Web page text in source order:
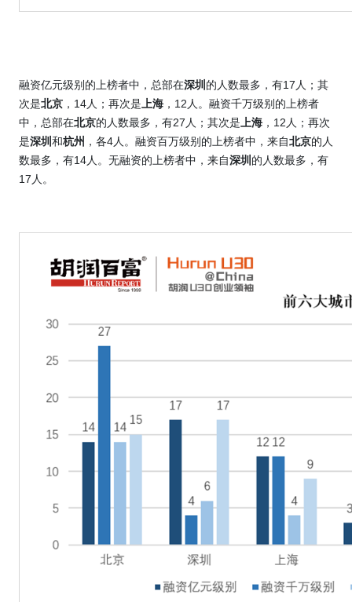
融资亿元级别的上榜者中，总部在深圳 的人数最多，有17 人；其
次是北京 ， 14人；再次是 上海 ， 12 人。融资千万级别的上榜者
中，总部在北京的人数最多，有27 人；其次是 上海 ， 12 人；再次
是深圳 和杭州 ，各4人。融资百万级别的上榜者中，来自北京的人
数最多，有14人。无融资的上榜者中，来自深圳 的人数最多，有
17 人。